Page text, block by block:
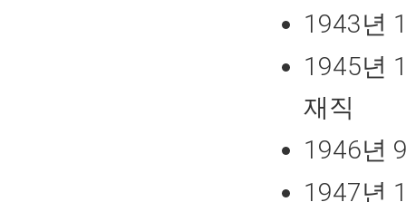
1943년
1945년
재직
1946년
1947년